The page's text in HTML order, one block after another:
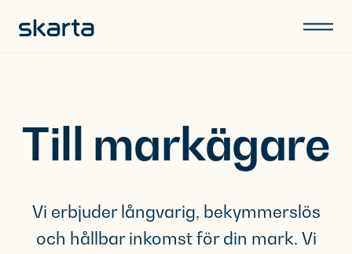
Till markägare
Vi erbjuder långvarig, bekymmerslös
och hållbar inkomst för din mark. Vi